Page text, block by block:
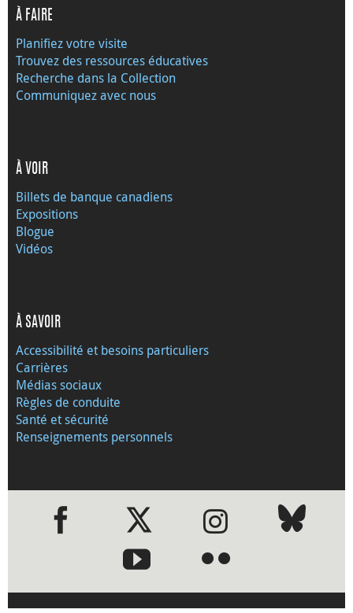
À FAIRE
Planifiez votre visite
Trouvez des ressources éducatives
Recherche dans la Collection
Communiquez avec nous
À VOIR
Billets de banque canadiens
Expositions
Blogue
Vidéos
À SAVOIR
Accessibilité et besoins particuliers
Carrières
Médias sociaux
Règles de conduite
Santé et sécurité
Renseignements personnels
●●